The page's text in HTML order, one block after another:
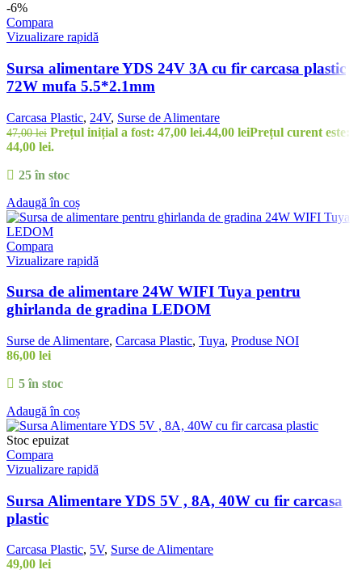
-6%
Compara
Vizualizare rapidă
Sursa alimentare YDS 24V 3A cu fir carcasa plastic
72W mufa 5.5*2.1mm
Carcasa Plastic, 24V, Surse de Alimentare
47,00lei Prețul inițial a fost: 47,00 lei.44,00 leiPrețul curent este:
44,00 lei.
25 în stoc
Adaugă în coș
Compara
Vizualizare rapidă
Sursa de alimentare 24W WIFI Tuya pentru
ghirlanda de gradina LEDOM
Surse de Alimentare, Carcasa Plastic, Tuya, Produse NOI
86,00 lei
5 în stoc
Adaugă în coș
Stoc epuizat
Compara
Vizualizare rapidă
Sursa Alimentare YDS 5V , 8A, 40W cu fir carcasa
plastic
Carcasa Plastic, 5V, Surse de Alimentare
49,00 lei